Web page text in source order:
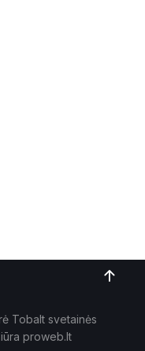
Tobalt svetainės
proweb.lt